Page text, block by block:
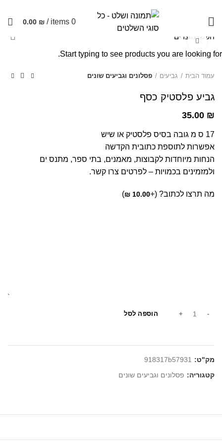
0
items
/
0.00 ₪
Click to enlarge
עמוד הבית גביעים פסלונים וגביעים שונים
גביע פלסטיק כסף
35.00 ₪
17 ס מ גובה בסיס פלסטיק או שיש
אפשרות לתוספת כתובית הקדשה
הנחות מיוחדות לקבוצות, מאמנים, בתי ספר, מתנס ים
ולמזמינים בכמויות – לפרטים צרו קשר.
מה תרצו לכתוב? (+10.00
₪
)
הוספה לסל
מק"ט: 918317b57931
קטגוריה: פסלונים וגביעים שונים
Start typing to see products you are looking for.